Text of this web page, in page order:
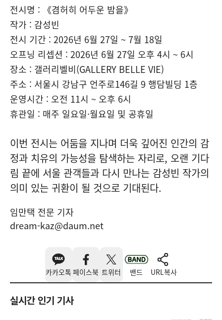
전시명 : 《겸허히 어두운 밤을》
작가 : 감성빈
전시 기간 : 2026년 6월 27일 ~ 7월 18일
오프닝 리셉션 : 2026년 6월 27일 오후 4시 ~ 6시
장소 : 갤러리벨비(GALLERY BELLE VIE)
주소 : 서울시 강남구 언주로146길 9 행담빌딩 1층
운영시간 : 오전 11시 ~ 오후 6시
휴관일 : 매주 일요일·월요일 및 공휴일
이번 전시는 어둠을 지나며 더욱 깊어진 인간의 감
정과 치유의 가능성을 탐색하는 자리로, 오랜 기다
림 끝에 서울 관객들과 다시 만나는 감성빈 작가의
의미 있는 귀환이 될 것으로 기대된다.
임만택 전문 기자
dream-kaz@daum.net
카카오톡 페이스북 트위터 밴드 URL복사
실시간 인기 기사